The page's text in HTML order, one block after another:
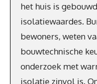
het huis is
isolatiewaardes.
bewoners, weten
bouwtechnische
onderzoek met
isolatie zinvol is.